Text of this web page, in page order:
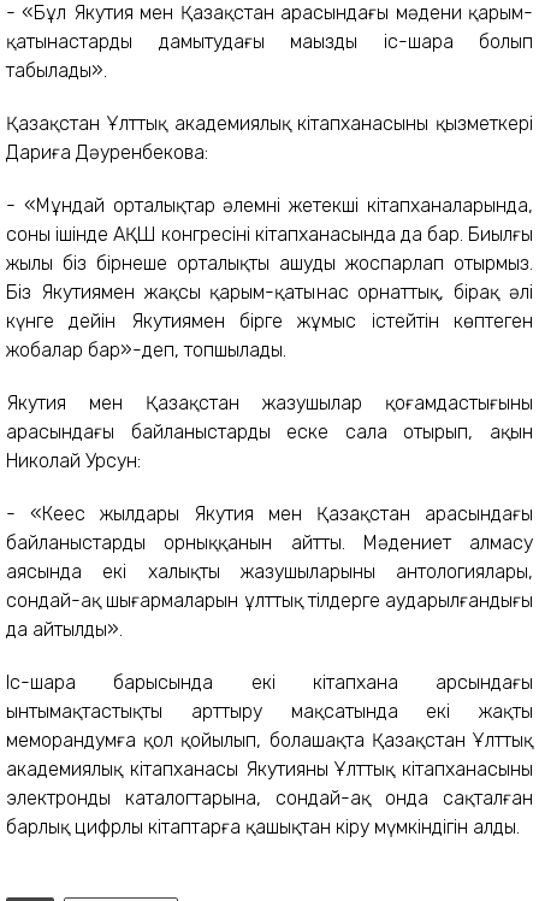
- «Бұл Якутия мен Қазақстан арасындағы мәдени қарым-
қатынастарды дамытудағы маңызды іс-шара болып
табылады».
Қазақстан Ұлттық академиялық кітапханасының қызметкері
Дариға Дәуренбекова:
- «Мұндай орталықтар әлемнің жетекші кітапханаларында,
соның ішінде АҚШ конгресінің кітапханасында да бар. Биылғы
жылы біз бірнеше орталықты ашуды жоспарлап отырмыз.
Біз Якутиямен жақсы қарым-қатынас орнаттық, бірақ әлі
күнге дейін Якутиямен бірге жұмыс істейтін көптеген
жобалар бар»-деп, топшылады.
Якутия мен Қазақстан жазушылар қоғамдастығының
арасындағы байланыстарды еске сала отырып, ақын
Николай Урсун:
- «Кеңес жылдары Якутия мен Қазақстан арасындағы
байланыстардың орныққанын айтты. Мәдениет алмасу
аясында екі халықтың жазушыларының антологиялары,
сондай-ақ шығармаларын ұлттық тілдерге аударылғандығы
да айтылды».
Іс-шара барысында екі кітапхана арсындағы
ынтымақтастықты арттыру мақсатында екі жақты
меморандумға қол қойылып, болашақта Қазақстан Ұлттық
академиялық кітапханасы Якутияның Ұлттық кітапханасының
электронды каталогтарына, сондай-ақ онда сақталған
барлық цифрлы кітаптарға қашықтан кіру мүмкіндігін алды.